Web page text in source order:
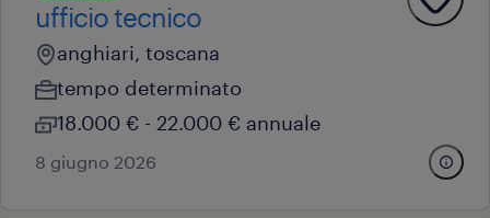
ufficio tecnico
anghiari, toscana
tempo determinato
18.000 € - 22.000 € annuale
8 giugno 2026